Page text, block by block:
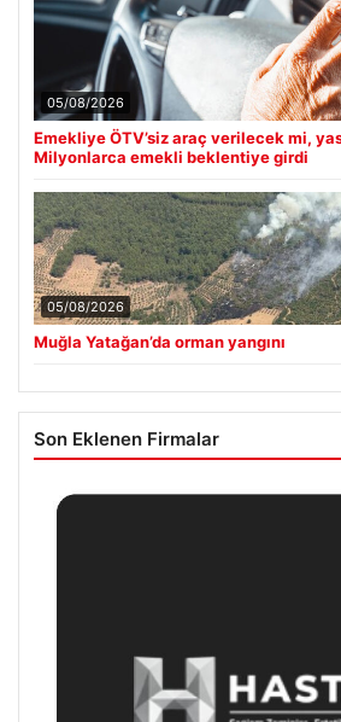
05/08/2026
Emekliye ÖTV’siz araç verilecek mi,
Milyonlarca emekli beklentiye girdi
05/08/2026
Muğla Yatağan’da orman yangını
Son Eklenen Firmalar